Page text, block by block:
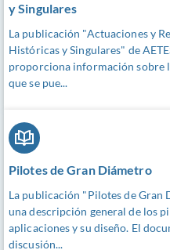
y Singulares
La publicación "Actuaciones y
Históricas y Singulares" de
proporciona información sobre
que se pue...
Pilotes de Gran Diámetro
La publicación "Pilotes de Gran
una descripción general de los
aplicaciones y su diseño. El
discusión...